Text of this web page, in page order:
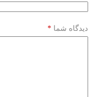
دیدگاه شما *